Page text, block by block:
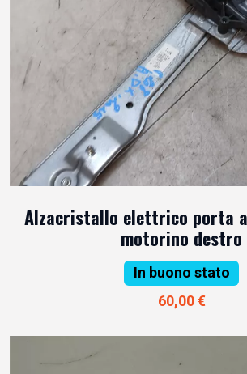
Alzacristallo elettrico porta
motorino destro
In buono stato
60,00 €